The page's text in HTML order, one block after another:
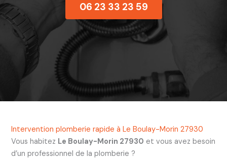
06 23 33 23 59
Intervention plomberie rapide à Le Boulay-Morin 27930
Vous habitez Le Boulay-Morin 27930 et vous avez besoin
d’un professionnel de la plomberie ?